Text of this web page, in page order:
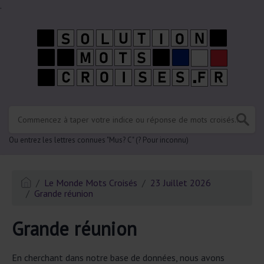
.
Ou entrez les lettres connues "Mus? C" (? Pour inconnu)
Le Monde Mots Croisés
23 Juillet 2026
Grande réunion
Grande réunion
En cherchant dans notre base de données, nous avons